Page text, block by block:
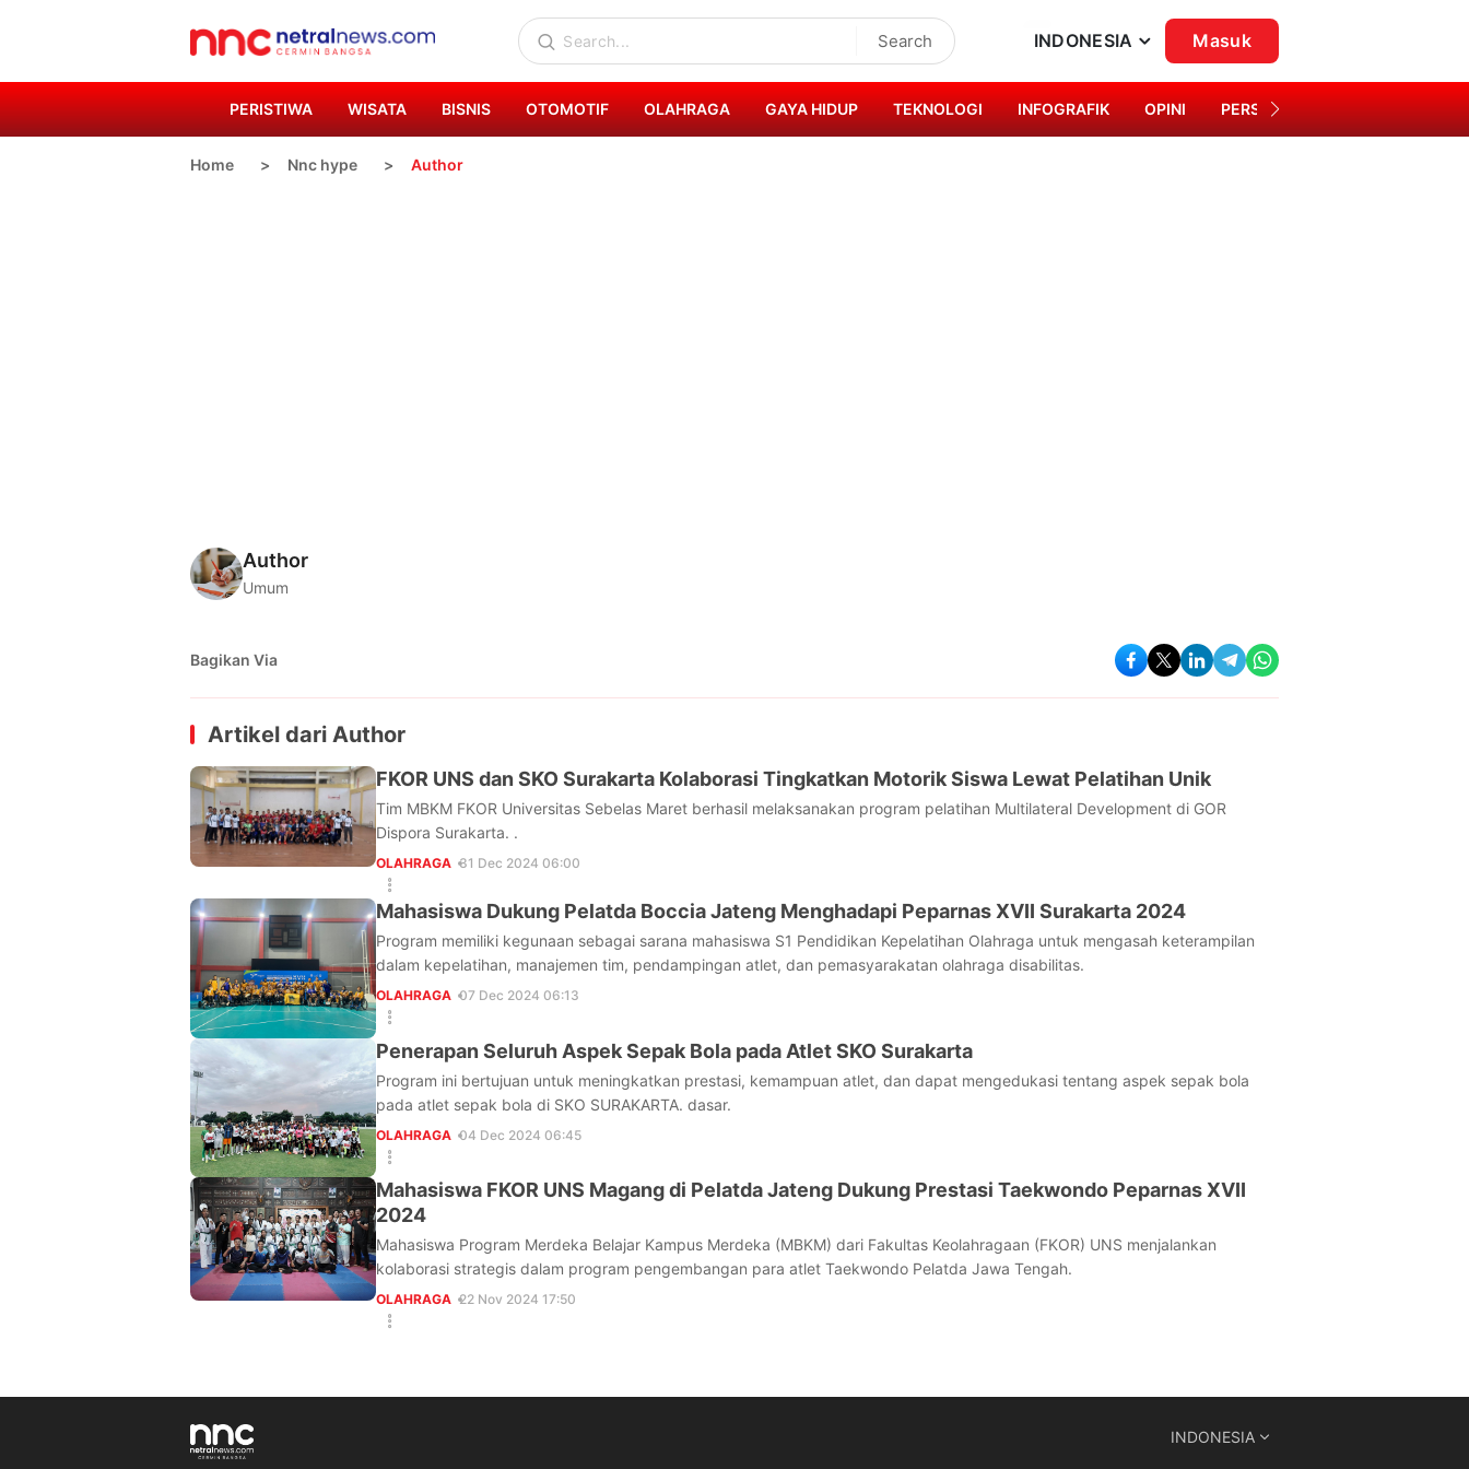
Search INDONESIA Masuk
PERISTIWA WISATA BISNIS OTOMOTIF OLAHRAGA GAYA HIDUP TEKNOLOGI INFOGRAFIK OPINI PERSONA
Home Nnc hype Author
Author
Umum
Bagikan Via
Artikel dari Author
FKOR UNS dan SKO Surakarta Kolaborasi Tingkatkan Motorik Siswa Lewat Pelatihan Unik
Tim MBKM FKOR Universitas Sebelas Maret berhasil melaksanakan program pelatihan Multilateral Development di GOR
Dispora Surakarta. .
OLAHRAGA 31 Dec 2024 06:00
Mahasiswa Dukung Pelatda Boccia Jateng Menghadapi Peparnas XVII Surakarta 2024
Program memiliki kegunaan sebagai sarana mahasiswa S1 Pendidikan Kepelatihan Olahraga untuk mengasah keterampilan
dalam kepelatihan, manajemen tim, pendampingan atlet, dan pemasyarakatan olahraga disabilitas.
OLAHRAGA 07 Dec 2024 06:13
Penerapan Seluruh Aspek Sepak Bola pada Atlet SKO Surakarta
Program ini bertujuan untuk meningkatkan prestasi, kemampuan atlet, dan dapat mengedukasi tentang aspek sepak bola
pada atlet sepak bola di SKO SURAKARTA. dasar.
OLAHRAGA 04 Dec 2024 06:45
Mahasiswa FKOR UNS Magang di Pelatda Jateng Dukung Prestasi Taekwondo Peparnas XVII
2024
Mahasiswa Program Merdeka Belajar Kampus Merdeka (MBKM) dari Fakultas Keolahragaan (FKOR) UNS menjalankan
kolaborasi strategis dalam program pengembangan para atlet Taekwondo Pelatda Jawa Tengah.
OLAHRAGA 22 Nov 2024 17:50
INDONESIA